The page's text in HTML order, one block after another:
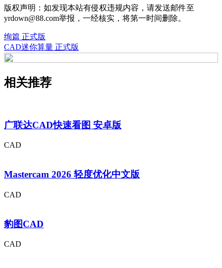
版权声明：如发现本站有侵权违规内容，请发送邮件至
yrdown@88.com举报，一经核实，将第一时间删除。
绚篇 正式版
CAD迷你算量 正式版
相关推荐
广联达CAD快速看图 安卓版
CAD
Mastercam 2026 轻度优化中文版
CAD
豹图CAD
CAD